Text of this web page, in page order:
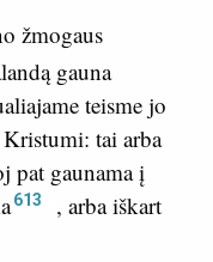
žmogaus
gauna
teisme jo
tai arba
pat gaunama į
613
, arba iškart